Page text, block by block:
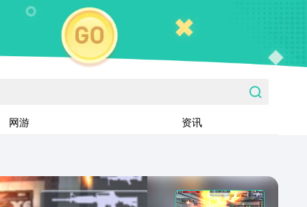
网游 资讯